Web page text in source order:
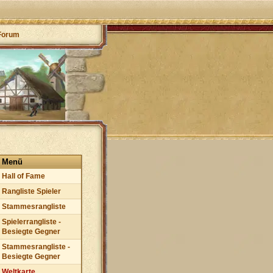
Menü
Hall of Fame
Rangliste Spieler
Stammesrangliste
Spielerrangliste -
Besiegte Gegner
Stammesrangliste -
Besiegte Gegner